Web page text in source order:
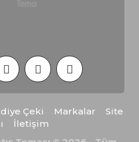
Çeki Markalar
Site
İletişim